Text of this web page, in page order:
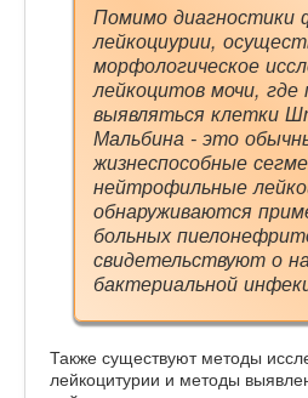
Помимо диагностики
лейкоциурии,
морфологическое
лейкоцитов мочи, где
выявляться клетки
Мальбина - это
жизнеспособные
нейтрофильные
обнаруживаются
больных
свидетельствуют о
бактериальной
Также существуют методы
лейкоцитурии и методы